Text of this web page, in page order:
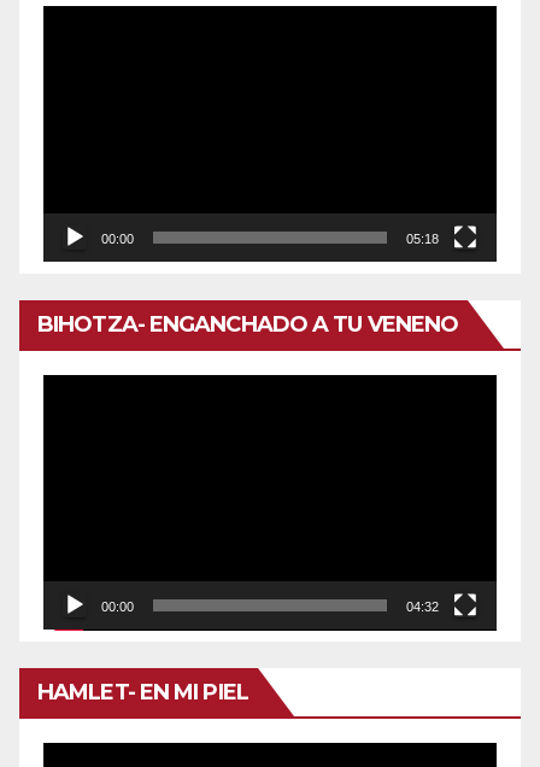
00:00 05:18
BIHOTZA- ENGANCHADO A TU VENENO
00:00 04:32
HAMLET- EN MI PIEL